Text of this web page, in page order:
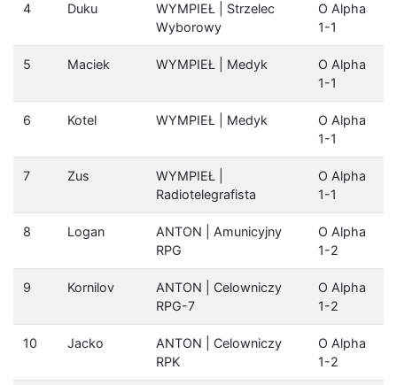
4 Duku
WYMPIEŁ | Strzelec
Wyborowy
O Alpha
1-1
5 Maciek WYMPIEŁ | Medyk
O Alpha
1-1
6 Kotel WYMPIEŁ | Medyk
O Alpha
1-1
7 Zus
WYMPIEŁ |
Radiotelegrafista
O Alpha
1-1
8 Logan
ANTON | Amunicyjny
RPG
O Alpha
1-2
9 Kornilov
ANTON | Celowniczy
RPG-7
O Alpha
1-2
10 Jacko
ANTON | Celowniczy
RPK
O Alpha
1-2